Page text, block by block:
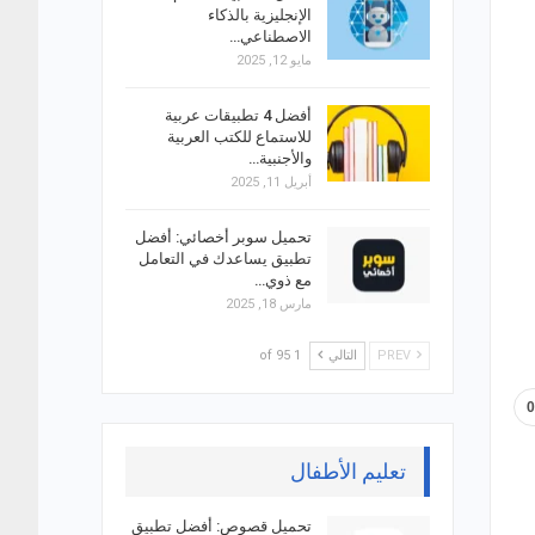
0
الإنجليزية بالذكاء
الاصطناعي…
مايو 12, 2025
أفضل 4 تطبيقات عربية
للاستماع للكتب العربية
والأجنبية…
أبريل 11, 2025
تحميل سوبر أخصائي: أفضل
تطبيق يساعدك في التعامل
مع ذوي…
مارس 18, 2025
التالي 1 of 95
تعليم الأطفال
تحميل قصوص: أفضل تطبيق